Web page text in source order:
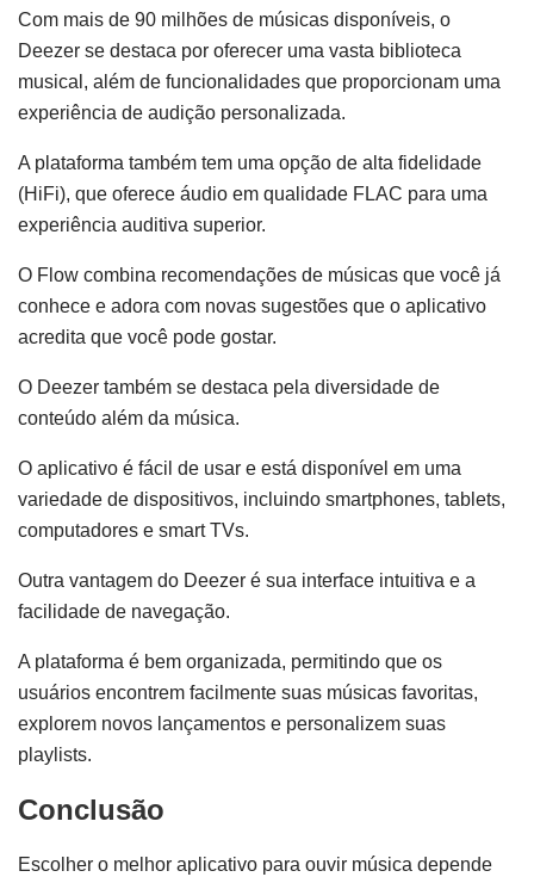
Com mais de 90 milhões de músicas disponíveis, o
Deezer se destaca por oferecer uma vasta biblioteca
musical, além de funcionalidades que proporcionam uma
experiência de audição personalizada.
A plataforma também tem uma opção de alta fidelidade
(HiFi), que oferece áudio em qualidade FLAC para uma
experiência auditiva superior.
O Flow combina recomendações de músicas que você já
conhece e adora com novas sugestões que o aplicativo
acredita que você pode gostar.
O Deezer também se destaca pela diversidade de
conteúdo além da música.
O aplicativo é fácil de usar e está disponível em uma
variedade de dispositivos, incluindo smartphones, tablets,
computadores e smart TVs.
Outra vantagem do Deezer é sua interface intuitiva e a
facilidade de navegação.
A plataforma é bem organizada, permitindo que os
usuários encontrem facilmente suas músicas favoritas,
explorem novos lançamentos e personalizem suas
playlists.
Conclusão
Escolher o melhor aplicativo para ouvir música depende